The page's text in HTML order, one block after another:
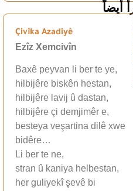
Çivîka Azadiyê
Ezîz Xemcivîn
Baxê peyvan li ber te ye,
hilbijêre biskên hestan,
hilbijêre lavij û dastan,
hilbijêre çi demjimêr e,
besteya veşartina dilê xwe
bidêre…
Li ber te ne,
stran û kaniya helbestan,
her guliyekî şevê bi